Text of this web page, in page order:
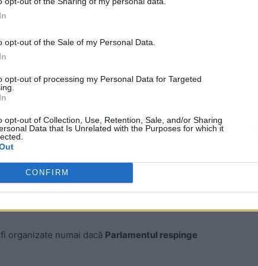
opt-out of the Sale of my Personal Data.
opt-out of processing my Personal Data for Targeted
opt-out of Collection, Use, Retention, Sale, and/or Sharing
Data that Is Unrelated with the Purposes for which it
CONFIRM
cacealma”, ştiind că dacă PSD îi respinge de două
liberalii guvernează ca şi când ar avea ei
pentru Iohannis şi PNL şi lose-lose pentru PSD şi
anticipatelor
un nou premier, care va trebui supus
înainte de nominalizarea unui nou premier.
o premieră în viața politică românească
a se ajunge în această situație, sunt însă mai
organizate numai dacă Parlamentul respinge